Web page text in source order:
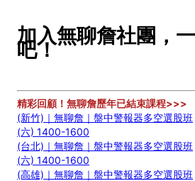
加入無聊詹社團，
吧！
精彩回顧！無聊詹歷年已結束課程>>>
(新竹)｜無聊詹｜盤中警報器多空選股班
(六) 1400-1600
(台北)｜無聊詹｜盤中警報器多空選股班
(六) 1400-1600
(高雄)｜無聊詹｜盤中警報器多空選股班